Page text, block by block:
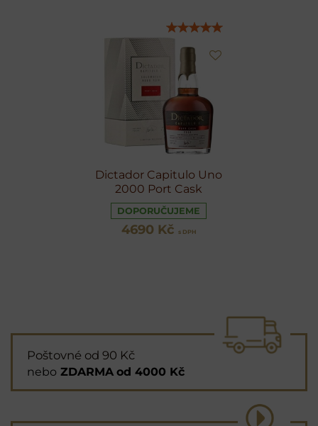
Dictador Capitulo Uno
2000 Port Cask
DOPORUČUJEME
4690 Kč s DPH
Poštovné od 90 Kč
nebo ZDARMA od 4000 Kč